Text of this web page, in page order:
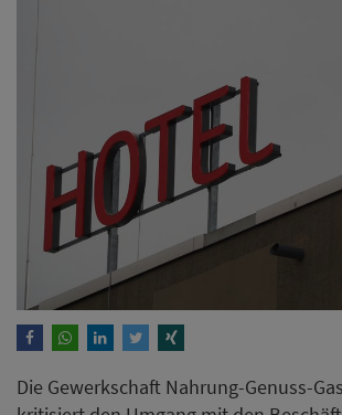
Die Gewerkschaft Nahrung-Genuss-